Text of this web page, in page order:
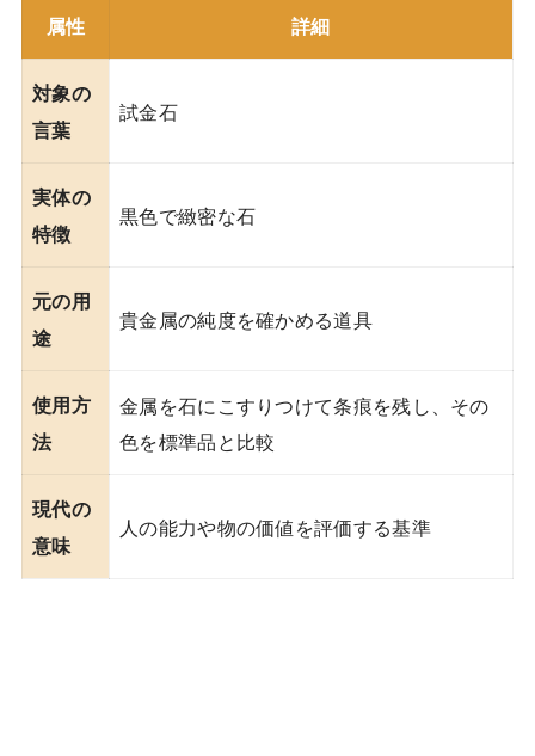
属性 詳細
対象の
言葉
試金石
実体の
特徴
黒色で緻密な石
元の用
途
貴金属の純度を確かめる道具
使用方
法
金属を石にこすりつけて条痕を残し、その
色を標準品と比較
現代の
意味
人の能力や物の価値を評価する基準